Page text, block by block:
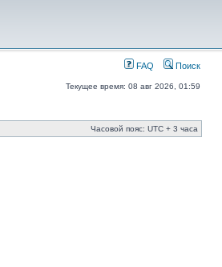
FAQ Поиск
Текущее время: 08 авг 2026, 01:59
Часовой пояс: UTC + 3 часа